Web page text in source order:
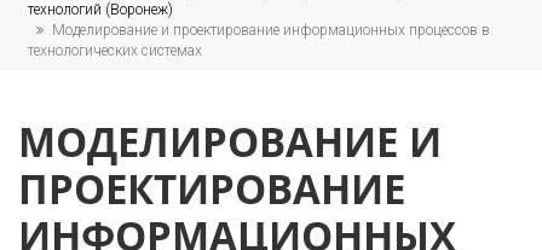
технологий (Воронеж)
Моделирование и проектирование информационных процессов в
технологических системах
МОДЕЛИРОВАНИЕ И
ПРОЕКТИРОВАНИЕ
ИНФОРМАЦИОННЫХ